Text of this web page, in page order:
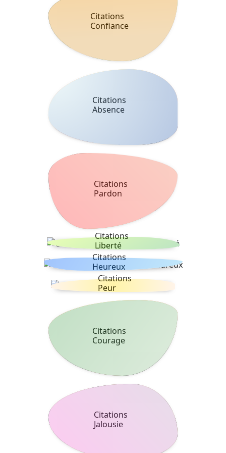
Citations
Confiance
Citations
Absence
Citations
Pardon
Citations
Liberté
Citations
Heureux
Citations
Peur
Citations
Courage
Citations
Jalousie